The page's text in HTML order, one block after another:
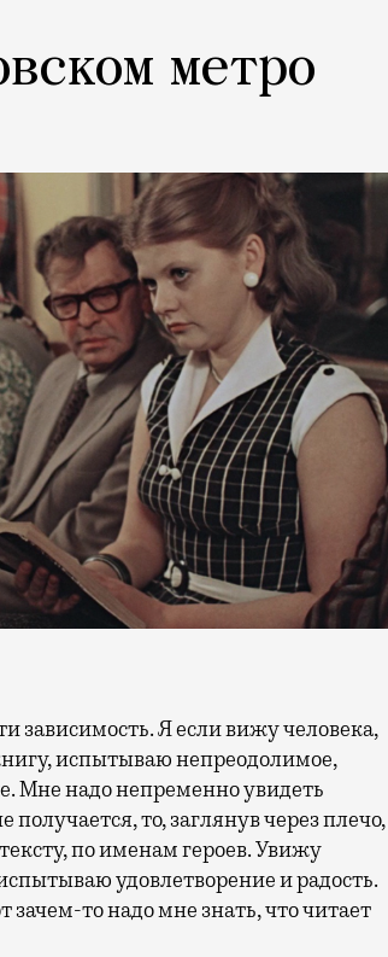
метро
испытываю непреодолимое,
Мне надо непременно увидеть
то, заглянув через плечо,
по именам героев. Увижу
удовлетворение и радость.
зачем-то надо мне знать, что читает